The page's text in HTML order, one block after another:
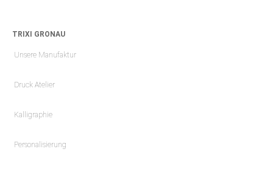
TRIXI GRONAU
Unsere Manufaktur
Druck Atelier
Kalligraphie
Personalisierung